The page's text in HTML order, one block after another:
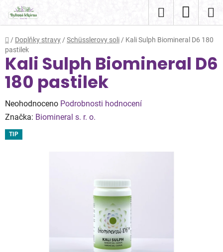
obsah
Hledat
KOŠÍK
Domů
/ Doplňky stravy / Schüsslerovy soli / Kali Sulph Biomineral D6 180
pastilek
Kali Sulph Biomineral D6
180 pastilek
Průměrné
hodnocení
produktu
Neohodnoceno Podrobnosti hodnocení
Značka: Biomineral s. r. o.
TIP